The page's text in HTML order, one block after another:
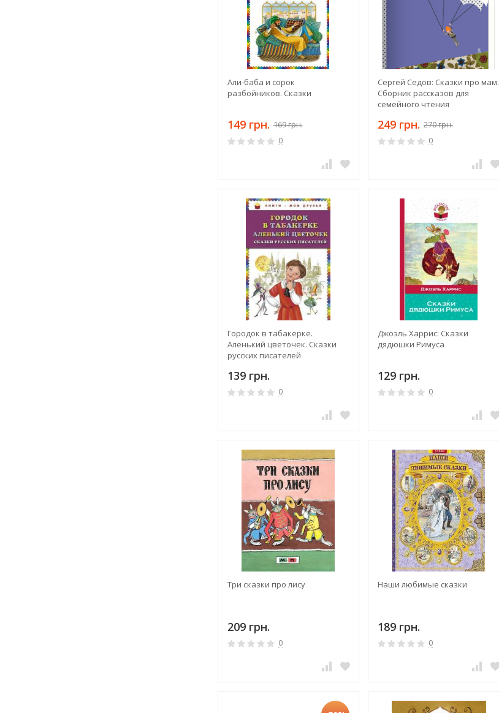
Али-баба и сорок
разбойников. Сказки
149 грн. 169 грн.
0
Сергей Седов: Сказки про мам.
Cборник рассказов для
семейного чтения
249 грн. 270 грн.
0
Городок в табакерке.
Аленький цветочек. Сказки
русских писателей
139 грн.
0
Джоэль Харрис: Сказки
дядюшки Римуса
129 грн.
0
Три сказки про лису
209 грн.
0
Наши любимые сказки
189 грн.
0